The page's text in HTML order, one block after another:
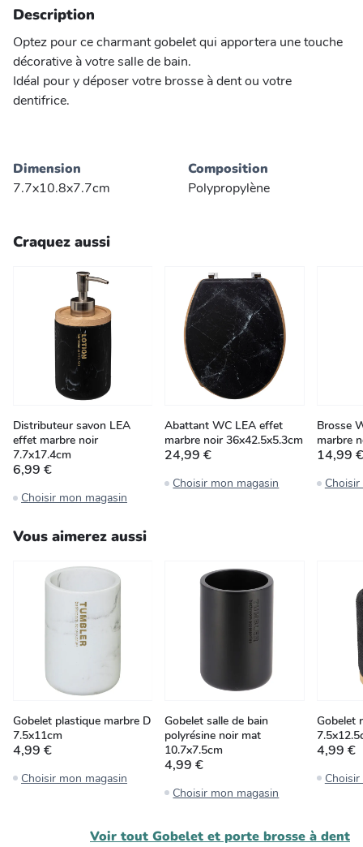
Description
Optez pour ce charmant gobelet qui apportera une touche
décorative à votre salle de bain.
Idéal pour y déposer votre brosse à dent ou votre
dentifrice.
Dimension
7.7x10.8x7.7cm
Composition
Polypropylène
Craquez aussi
Distributeur savon LEA
effet marbre noir
7.7x17.4cm
6,99 €
Choisir mon magasin
Abattant WC LEA effet
marbre noir 36x42.5x5.3cm
24,99 €
Choisir mon magasin
Brosse
marbre
14,99 €
Vous aimerez aussi
Gobelet plastique marbre D
7.5x11cm
4,99 €
Choisir mon magasin
Gobelet salle de bain
polyrésine noir mat
10.7x7.5cm
4,99 €
Choisir mon magasin
Gobelet
4,99 €
Voir tout Gobelet et porte brosse à dent